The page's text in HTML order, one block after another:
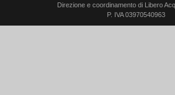
Direzione e coordinamento di Libero
P. IVA 03970540963